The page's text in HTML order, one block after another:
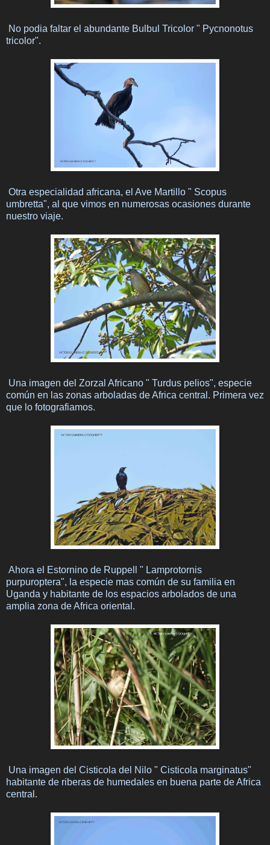
No podia faltar el abundante Bulbul Tricolor " Pycnonotus
tricolor".
Otra especialidad africana, el Ave Martillo " Scopus
umbretta", al que vimos en numerosas ocasiones durante
nuestro viaje.
Una imagen del Zorzal Africano " Turdus pelios", especie
común en las zonas arboladas de Africa central. Primera vez
que lo fotografiamos.
Ahora el Estornino de Ruppell " Lamprotornis
purpuroptera", la especie mas común de su familia en
Uganda y habitante de los espacios arbolados de una
amplia zona de Africa oriental.
Una imagen del Cisticola del Nilo " Cisticola marginatus"
habitante de riberas de humedales en buena parte de Africa
central.